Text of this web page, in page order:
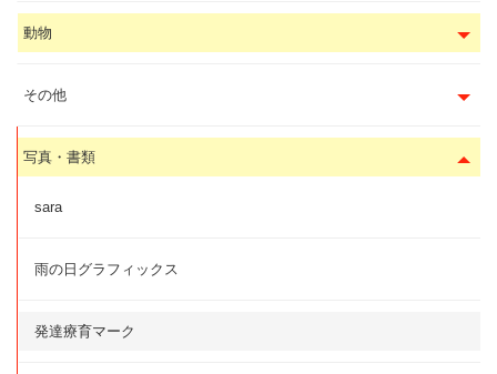
動物
その他
写真・書類
sara
雨の日グラフィックス
発達療育マーク